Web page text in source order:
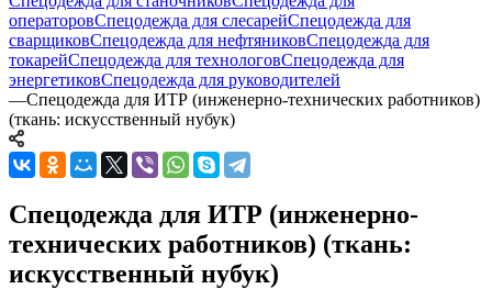
операторовСпецодежда для слесарейСпецодежда для
сварщиковСпецодежда для нефтяниковСпецодежда для
токарейСпецодежда для технологовСпецодежда для
энергетиковСпецодежда для руководителей
—Спецодежда для ИТР (инженерно-технических работников)
(ткань: искусственный нубук)
Спецодежда для ИТР (инженерно-
технических работников) (ткань:
искусственный нубук)